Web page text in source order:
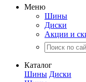
Меню
Шины
Диски
Акции и
Каталог
Шины Диски